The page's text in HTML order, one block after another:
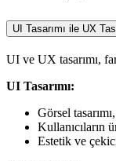
UI Tasarımı ile UX
UI ve UX tasarımı,
UI Tasarımı:
Görsel
Kullanıcıların
Estetik ve